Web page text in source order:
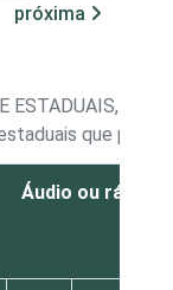
próxima
ESTADUAIS,
que
Áudio ou rádio